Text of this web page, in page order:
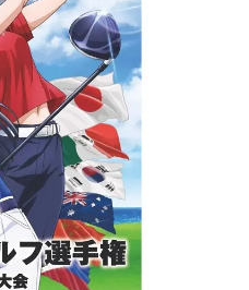
男性声優/女性声優一覧
FOLLOW US